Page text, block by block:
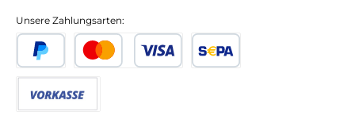
Unsere Zahlungsarten: